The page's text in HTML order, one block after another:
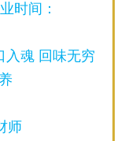
时间：
入魂 回味无穷
师